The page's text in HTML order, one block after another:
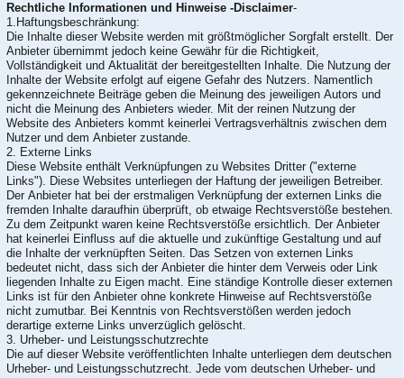
Rechtliche Informationen und Hinweise -Disclaimer-
1.Haftungsbeschränkung:
Die Inhalte dieser Website werden mit größtmöglicher Sorgfalt erstellt. Der
Anbieter übernimmt jedoch keine Gewähr für die Richtigkeit,
Vollständigkeit und Aktualität der bereitgestellten Inhalte. Die Nutzung der
Inhalte der Website erfolgt auf eigene Gefahr des Nutzers. Namentlich
gekennzeichnete Beiträge geben die Meinung des jeweiligen Autors und
nicht die Meinung des Anbieters wieder. Mit der reinen Nutzung der
Website des Anbieters kommt keinerlei Vertragsverhältnis zwischen dem
Nutzer und dem Anbieter zustande.
2. Externe Links
Diese Website enthält Verknüpfungen zu Websites Dritter ("externe
Links"). Diese Websites unterliegen der Haftung der jeweiligen Betreiber.
Der Anbieter hat bei der erstmaligen Verknüpfung der externen Links die
fremden Inhalte daraufhin überprüft, ob etwaige Rechtsverstöße bestehen.
Zu dem Zeitpunkt waren keine Rechtsverstöße ersichtlich. Der Anbieter
hat keinerlei Einfluss auf die aktuelle und zukünftige Gestaltung und auf
die Inhalte der verknüpften Seiten. Das Setzen von externen Links
bedeutet nicht, dass sich der Anbieter die hinter dem Verweis oder Link
liegenden Inhalte zu Eigen macht. Eine ständige Kontrolle dieser externen
Links ist für den Anbieter ohne konkrete Hinweise auf Rechtsverstöße
nicht zumutbar. Bei Kenntnis von Rechtsverstößen werden jedoch
derartige externe Links unverzüglich gelöscht.
3. Urheber- und Leistungsschutzrechte
Die auf dieser Website veröffentlichten Inhalte unterliegen dem deutschen
Urheber- und Leistungsschutzrecht. Jede vom deutschen Urheber- und